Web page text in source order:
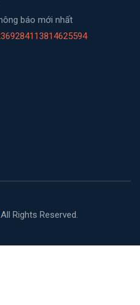
báo mới nhất
All Rights Reserved.